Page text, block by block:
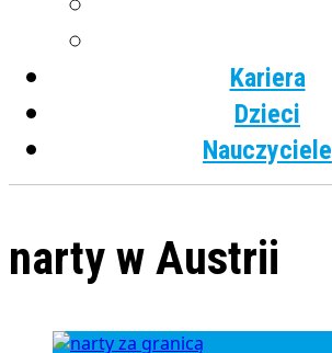
Kariera
Dzieci
Nauczyciele
narty w Austrii